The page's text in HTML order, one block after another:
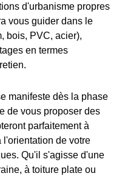
d'urbanisme propres
vous guider dans le
bois, PVC, acier),
en termes
manifeste dès la phase
de vous proposer des
parfaitement à
l'orientation de votre
Qu'il s'agisse d'une
à toiture plate ou